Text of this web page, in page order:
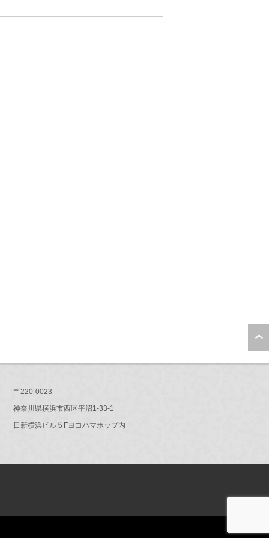
〒220-0023
神奈川県横浜市西区平沼1-33-1
日新横浜ビル５Fヨコハマホップ内